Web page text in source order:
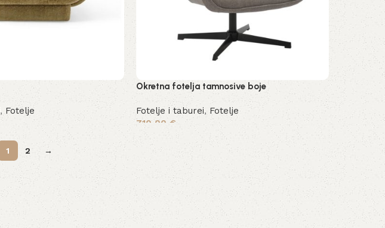
, Fotelje
Okretna fotelja tamnosive boje
Fotelje i taburei, Fotelje
710,00 €
1 2 →